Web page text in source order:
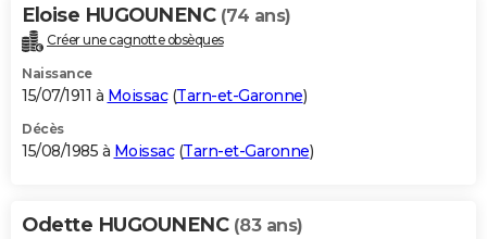
Eloise HUGOUNENC (74 ans)
Créer une cagnotte obsèques
Naissance
15/07/1911 à Moissac(Tarn-et-Garonne)
Décès
15/08/1985 à Moissac(Tarn-et-Garonne)
Odette HUGOUNENC (83 ans)